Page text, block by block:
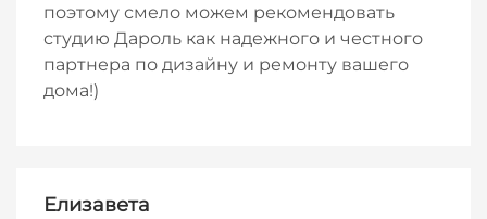
поэтому смело можем рекомендовать
студию Дароль как надежного и честного
партнера по дизайну и ремонту вашего
дома!)
Елизавета